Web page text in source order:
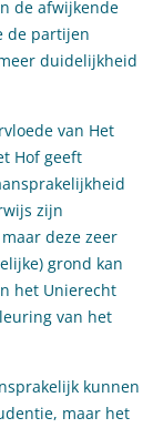
de afwijkende
de partijen
duidelijkheid
van Het
Hof geeft
zijn
deze zeer
grond kan
het Unierecht
van het
kunnen
maar het